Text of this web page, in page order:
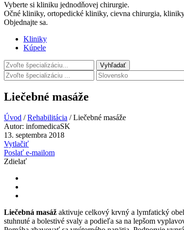
Vyberte si kliniku jednodňovej chirurgie.
Očné kliniky, ortopedické kliniky, cievna chirurgia,
Objednajte sa.
Kliniky
Kúpele
Liečebné masáže
Úvod /Rehabilitácia /Liečebné masáže
Autor: infomedicaSK
13. septembra 2018
Vytlačiť
Poslať e-mailom
Zdielať
Liečebná masáž aktivuje celkový krvný a lymfatický
stuhnuté a bolestivé svaly a podieľa sa na lepšom